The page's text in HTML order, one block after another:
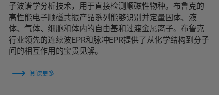
子波谱学分析技术，用于直接检测顺磁性物种。布鲁克的
高性能电子顺磁共振产品系列能够识别并定量固体、液
体、气体、细胞和体内的自由基和过渡金属离子。布鲁克
行业领先的连续波EPR和脉冲EPR提供了从化学结构到分子
间的相互作用的宝贵见解。
阅读更多